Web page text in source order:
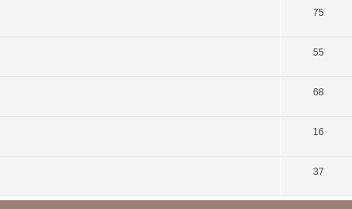
75
55
68
16
37